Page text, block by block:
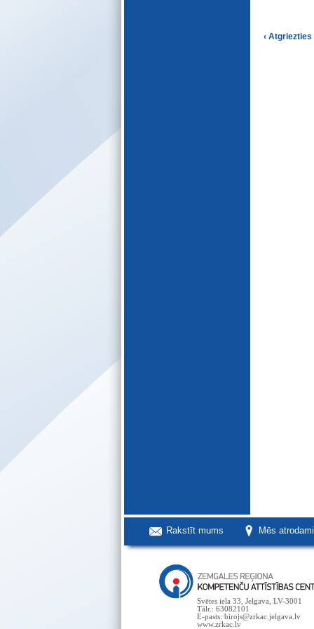
‹ Atgriezties
Rakstīt mums Mēs
Svētes iela 33, Jelgava, LV-3001
Tālr.: 63082101
E-pasts: birojs@zrkac.jelgava.lv
www.zrkac.lv